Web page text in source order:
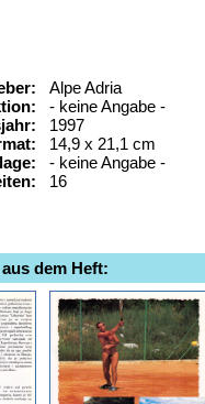
Alpe Adria
- keine Angabe -
1997
14,9 x 21,1 cm
- keine Angabe -
16
dem Heft: